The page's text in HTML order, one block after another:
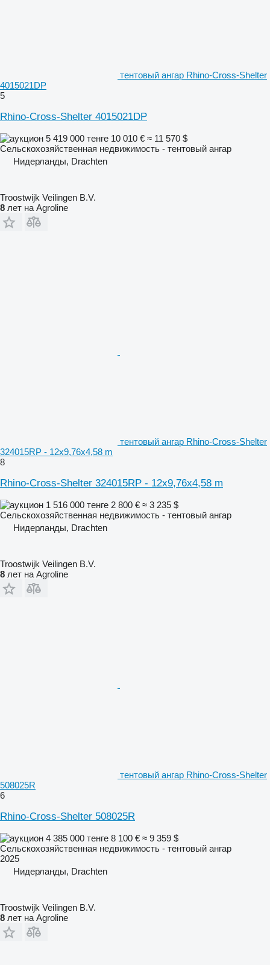
тентовый ангар Rhino-Cross-Shelter
4015021DP
5
Rhino-Cross-Shelter 4015021DP
5 419 000 тенге 10 010 € ≈ 11 570 $
Сельскохозяйственная недвижимость - тентовый ангар
Нидерланды, Drachten
Troostwijk Veilingen B.V.
8 лет на Agroline
тентовый ангар Rhino-Cross-Shelter
324015RP - 12x9,76x4,58 m
8
Rhino-Cross-Shelter 324015RP - 12x9,76x4,58 m
1 516 000 тенге 2 800 € ≈ 3 235 $
Сельскохозяйственная недвижимость - тентовый ангар
Нидерланды, Drachten
Troostwijk Veilingen B.V.
8 лет на Agroline
тентовый ангар Rhino-Cross-Shelter
508025R
6
Rhino-Cross-Shelter 508025R
4 385 000 тенге 8 100 € ≈ 9 359 $
Сельскохозяйственная недвижимость - тентовый ангар
2025
Нидерланды, Drachten
Troostwijk Veilingen B.V.
8 лет на Agroline